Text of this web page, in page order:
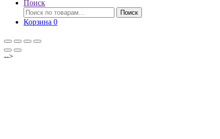
Поиск
Искать:
Поиск
Корзина 0
-->